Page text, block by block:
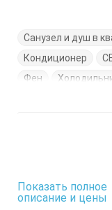
Санузел и душ в
Кондиционер
Фен
Показать полное
описание и цены